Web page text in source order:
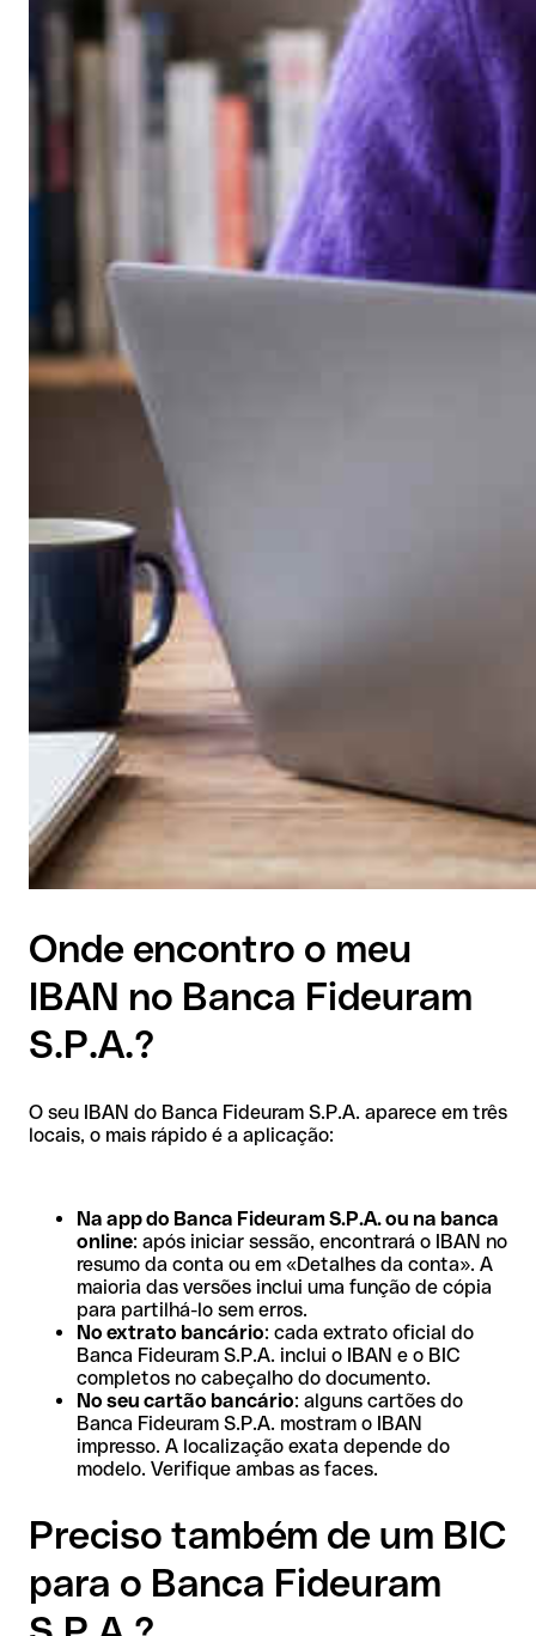
Onde encontro o meu
IBAN no Banca Fideuram
S.P.A.?
O seu IBAN do Banca Fideuram S.P.A. aparece em três
locais, o mais rápido é a aplicação:
Na app do Banca Fideuram S.P.A. ou na banca
online: após iniciar sessão, encontrará o IBAN no
resumo da conta ou em «Detalhes da conta». A
maioria das versões inclui uma função de cópia
para partilhá-lo sem erros.
No extrato bancário: cada extrato oficial do
Banca Fideuram S.P.A. inclui o IBAN e o BIC
completos no cabeçalho do documento.
No seu cartão bancário: alguns cartões do
Banca Fideuram S.P.A. mostram o IBAN
impresso. A localização exata depende do
modelo. Verifique ambas as faces.
Preciso também de um BIC
para o Banca Fideuram